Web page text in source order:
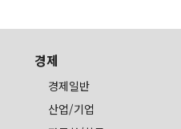
경제
경제일반
산업/기업